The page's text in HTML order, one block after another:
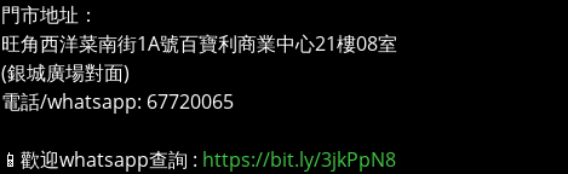
門市地址：
旺角西洋菜南街1A號百寶利商業中心21樓08室
(銀城廣場對面)
電話/whatsapp: 67720065
📱歡迎whatsapp查詢 : https://bit.ly/3jkPpN8